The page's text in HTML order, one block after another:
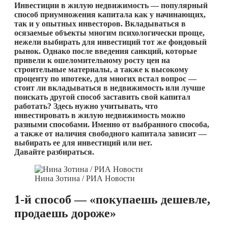
Инвестиции в жилую недвижимость — популярный
способ приумножения капитала как у начинающих,
так и у опытных инвесторов. Вкладываться в
осязаемые объекты многим психологически проще,
нежели выбирать для инвестиций тот же фондовый
рынок. Однако после введения санкций, которые
привели к ошеломительному росту цен на
строительные материалы, а также к высокому
проценту по ипотеке, для многих встал вопрос —
стоит ли вкладываться в недвижимость или лучше
поискать другой способ заставить свой капитал
работать? Здесь нужно учитывать, что
инвестировать в жилую недвижимость можно
разными способами. Именно от выбранного способа,
а также от наличия свободного капитала зависит —
выбирать ее для инвестиций или нет.
Давайте разбираться.
Нина Зотина / РИА Новости
1-й способ — «покупаешь дешевле,
продаешь дороже»